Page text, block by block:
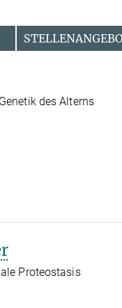
des Alterns
Proteostasis